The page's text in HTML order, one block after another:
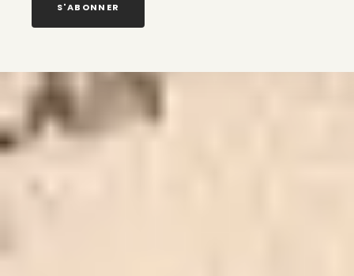
S'ABONNER